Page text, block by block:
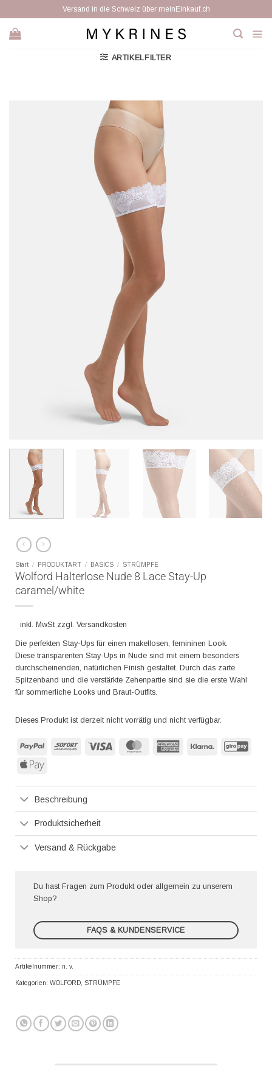
Inhalt
springen
Versand in die Schweiz über meinEinkauf.ch
ARTIKELFILTER
Start / PRODUKTART / BASICS / STRÜMPFE
Wolford Halterlose Nude 8 Lace Stay-Up
caramel/white
inkl. MwSt zzgl. Versandkosten
Die perfekten Stay-Ups für einen makellosen, femininen Look.
Diese transparenten Stay-Ups in Nude sind mit einem besonders
durchscheinenden, natürlichen Finish gestaltet. Durch das zarte
Spitzenband und die verstärkte Zehenpartie sind sie die erste Wahl
für sommerliche Looks und Braut-Outfits.
Dieses Produkt ist derzeit nicht vorrätig und nicht verfügbar.
PayPal Sofort MasterCard American
Klarna
Apple
Beschreibung
Produktsicherheit
Versand & Rückgabe
Du hast Fragen zum Produkt oder allgemein zu unserem
Shop?
FAQS & KUNDENSERVICE
Artikelnummer: n. v.
Kategorien: WOLFORD, STRÜMPFE